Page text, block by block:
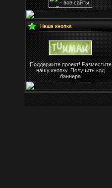
Наша кнопка
Поддержите проект! Разместите
нашу кнопку. Получить код
баннера